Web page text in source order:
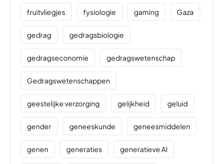
fruitvliegjes fysiologie gaming Gaza
gedrag gedragsbiologie
gedragseconomie gedragswetenschap
Gedragswetenschappen
geestelijke verzorging gelijkheid geluid
gender geneeskunde geneesmiddelen
genen generaties generatieve AI